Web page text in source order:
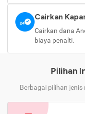
Cairkan
Cairkan dana
biaya penalti.
Pilihan
Berbagai pilihan